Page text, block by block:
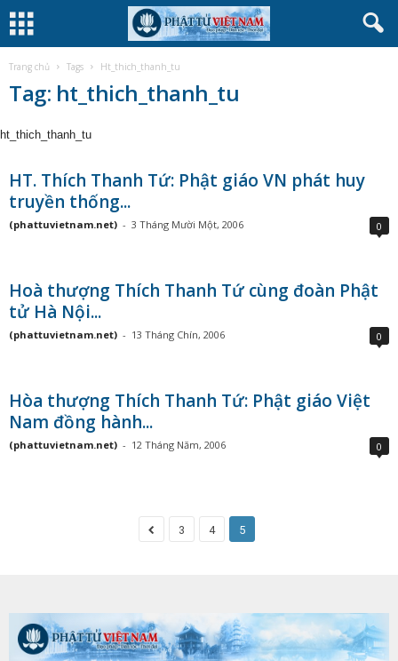
Trang chủ Tags Ht_thich_thanh_tu
Tag: ht_thich_thanh_tu
ht_thich_thanh_tu
HT. Thích Thanh Tứ: Phật giáo VN phát huy
truyền thống...
(phattuvietnam.net) - 3 Tháng Mười Một, 2006 0
Hoà thượng Thích Thanh Tứ cùng đoàn Phật
tử Hà Nội...
(phattuvietnam.net) - 13 Tháng Chín, 2006 0
Hòa thượng Thích Thanh Tứ: Phật giáo Việt
Nam đồng hành...
(phattuvietnam.net) - 12 Tháng Năm, 2006 0
3 4 5